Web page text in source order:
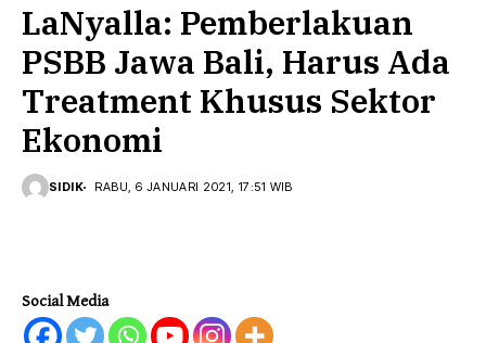
LaNyalla: Pemberlakuan
PSBB Jawa Bali, Harus Ada
Treatment Khusus Sektor
Ekonomi
SIDIK RABU, 6 JANUARI 2021, 17:51 WIB
Social Media